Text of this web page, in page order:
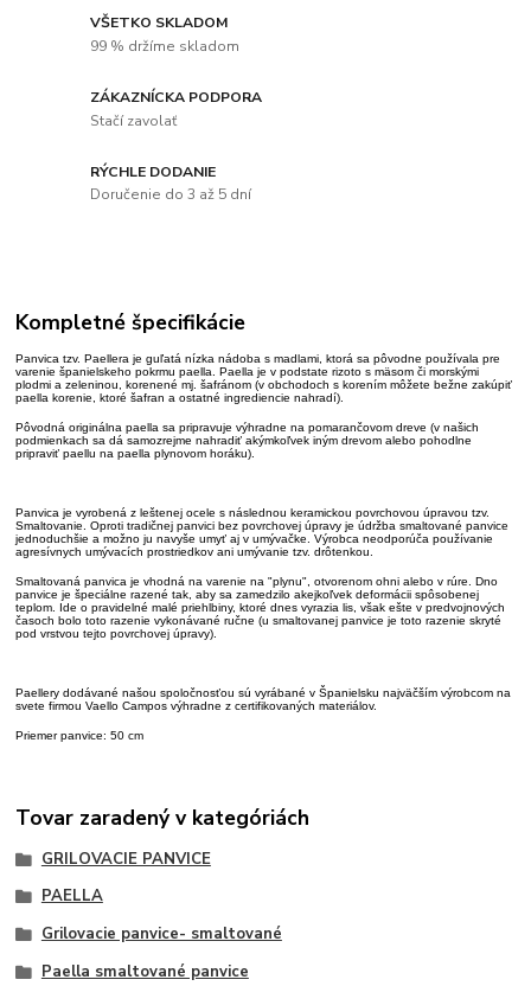
VŠETKO SKLADOM
99 % držíme skladom
ZÁKAZNÍCKA PODPORA
Stačí zavolať
RÝCHLE DODANIE
Doručenie do 3 až 5 dní
Kompletné špecifikácie
Panvica tzv. Paellera je guľatá nízka nádoba s madlami, ktorá sa pôvodne používala pre
varenie španielskeho pokrmu paella. Paella je v podstate rizoto s mäsom či morskými
plodmi a zeleninou, korenené mj. šafránom (v obchodoch s korením môžete bežne zakúpiť
paella korenie, ktoré šafran a ostatné ingrediencie nahradí).
Pôvodná originálna paella sa pripravuje výhradne na pomarančovom dreve (v našich
podmienkach sa dá samozrejme nahradiť akýmkoľvek iným drevom alebo pohodlne
pripraviť paellu na paella plynovom horáku).
Panvica je vyrobená z leštenej ocele s následnou keramickou povrchovou úpravou tzv.
Smaltovanie. Oproti tradičnej panvici bez povrchovej úpravy je údržba smaltované panvice
jednoduchšie a možno ju navyše umyť aj v umývačke. Výrobca neodporúča používanie
agresívnych umývacích prostriedkov ani umývanie tzv. drôtenkou.
Smaltovaná panvica je vhodná na varenie na "plynu", otvorenom ohni alebo v rúre. Dno
panvice je špeciálne razené tak, aby sa zamedzilo akejkoľvek deformácii spôsobenej
teplom. Ide o pravidelné malé priehlbiny, ktoré dnes vyrazia lis, však ešte v predvojnových
časoch bolo toto razenie vykonávané ručne (u smaltovanej panvice je toto razenie skryté
pod vrstvou tejto povrchovej úpravy).
Paellery dodávané našou spoločnosťou sú vyrábané v Španielsku najväčším výrobcom na
svete firmou Vaello Campos výhradne z certifikovaných materiálov.
Priemer panvice: 50 cm
Tovar zaradený v kategóriách
GRILOVACIE PANVICE
PAELLA
Grilovacie panvice- smaltované
Paella smaltované panvice